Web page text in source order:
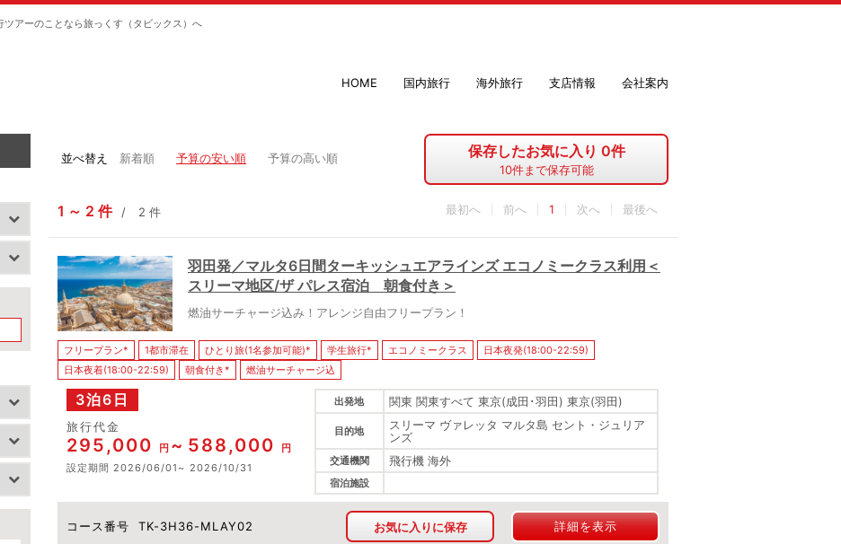
アーのことなら旅っくす（タビックス）へ
HOME 国内旅行 海外旅行 支店情報 会社案内
保存したお気に入り 0件
10件まで保存可能
並べ替え 新着順 予算の安い順 予算の高い順
1 2 件 2 件 最初へ 1 最後へ
羽田発／マルタ6日間ターキッシュエアラインズ エコノミークラス利用＜
スリーマ地区/ザ パレス宿泊 朝食付き＞
燃油サーチャージ込み！アレンジ自由フリープラン！
フリープラン* 1都市滞在 ひとり旅(1名参加可能)* 学生旅行* エコノミークラス
日本夜発(18:00-22:59)
日本夜着(18:00-22:59)
朝食付き* 燃油サーチャージ込
3泊6日
コース番号 TK-3H36-MLAY02
旅行代金
295,000 円 588,000
円
設定期間 2026/06/01 2026/10/31
出発地 関東 関東すべて 東京(成田･羽田) 東京(羽田)
目的地
スリーマ ヴァレッタ マルタ島 セント・ジュリア
ンズ
交通機関 飛行機 海外
宿泊施設
お気に入りに保存 詳細を表示